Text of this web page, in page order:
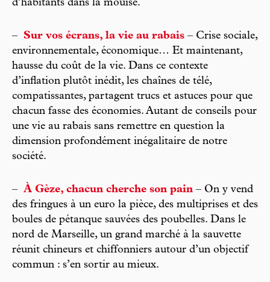
d’habitants dans la mouise.
– Sur vos écrans, la vie au rabais – Crise sociale,
environnementale, économique… Et maintenant,
hausse du coût de la vie. Dans ce contexte
d’inflation plutôt inédit, les chaînes de télé,
compatissantes, partagent trucs et astuces pour que
chacun fasse des économies. Autant de conseils pour
une vie au rabais sans remettre en question la
dimension profondément inégalitaire de notre
société.
– À Gèze, chacun cherche son pain – On y vend
des fringues à un euro la pièce, des multiprises et des
boules de pétanque sauvées des poubelles. Dans le
nord de Marseille, un grand marché à la sauvette
réunit chineurs et chiffonniers autour d’un objectif
commun : s’en sortir au mieux.